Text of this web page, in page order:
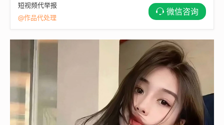
短视频代举报
@作品代处理
微信咨询